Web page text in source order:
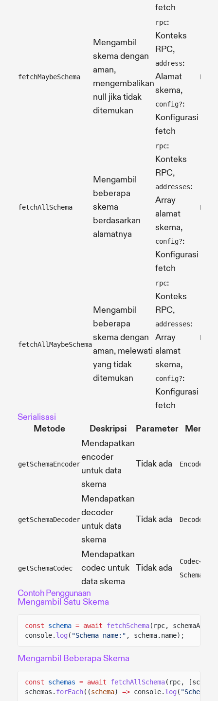
fetch
fetchMaybeSchema
Mengambil
skema dengan
aman,
mengembalikan
null jika tidak
ditemukan
rpc:
Konteks
RPC,
address:
Alamat
skema,
config?:
Konfigurasi
fetch
fetchAllSchema
Mengambil
beberapa
skema
berdasarkan
alamatnya
rpc:
Konteks
RPC,
addresses:
Array
alamat
skema,
config?:
Konfigurasi
fetch
fetchAllMaybeSchema
Mengambil
beberapa
skema dengan
aman, melewati
yang tidak
ditemukan
rpc:
Konteks
RPC,
addresses:
Array
alamat
skema,
config?:
Konfigurasi
fetch
Serialisasi
Metode
Deskripsi Parameter
getSchemaEncoder
Mendapatkan
encoder
untuk data
skema
Tidak ada
getSchemaDecoder
Mendapatkan
decoder
untuk data
skema
Tidak ada
getSchemaCodec
Mendapatkan
codec untuk
data skema
Tidak ada
Schema>
Contoh Penggunaan
Mengambil Satu Skema
const schema = await fetchSchema(rpc,
console. log ( "Schema name:" , schema.name);
Mengambil Beberapa Skema
const schemas = await fetchAllSchema(rpc,
schemas. forEach((schema) => console. log ( "Schema:"